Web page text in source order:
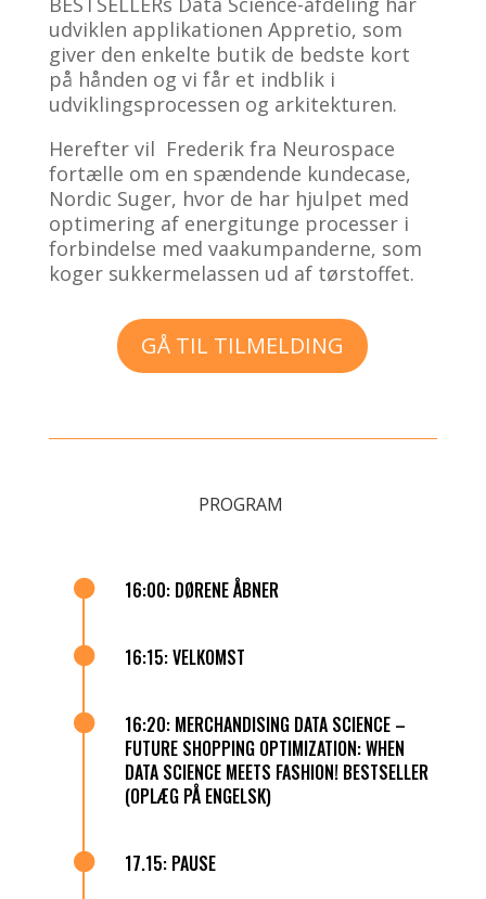
udviklen applikationen Appretio, som
giver den enkelte butik de bedste kort
på hånden og vi får et indblik i
udviklingsprocessen og arkitekturen.
Herefter vil Frederik fra Neurospace
fortælle om en spændende kundecase,
Nordic Suger, hvor de har hjulpet med
optimering af energitunge processer i
forbindelse med vaakumpanderne, som
koger sukkermelassen ud af tørstoffet.
GÅ TIL TILMELDING
PROGRAM
 16:00: DØRENE ÅBNER
 16:15: VELKOMST

16:20: MERCHANDISING DATA SCIENCE –
FUTURE SHOPPING OPTIMIZATION: WHEN
DATA SCIENCE MEETS FASHION! BESTSELLER
(OPLÆG PÅ ENGELSK)
 17.15: PAUSE